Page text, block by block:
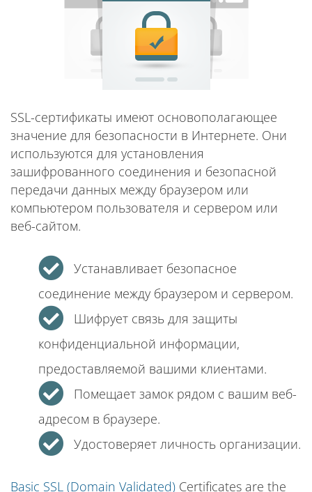
SSL-сертификаты имеют основополагающее
значение для безопасности в Интернете. Они
используются для установления
зашифрованного соединения и безопасной
передачи данных между браузером или
компьютером пользователя и сервером или
веб-сайтом.
Устанавливает безопасное
соединение между браузером и сервером.
Шифрует связь для защиты
конфиденциальной информации,
предоставляемой вашими клиентами.
Помещает замок рядом с вашим веб-
адресом в браузере.
Удостоверяет личность организации.
Basic SSL (Domain Validated) Certificates are the